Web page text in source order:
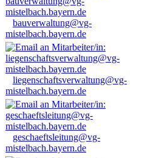
bauverwaltung@vg-
mistelbach.bayern.de
liegenschaftsverwaltung@vg-
mistelbach.bayern.de
geschaeftsleitung@vg-
mistelbach.bayern.de